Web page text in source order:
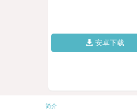
安卓下载
简介